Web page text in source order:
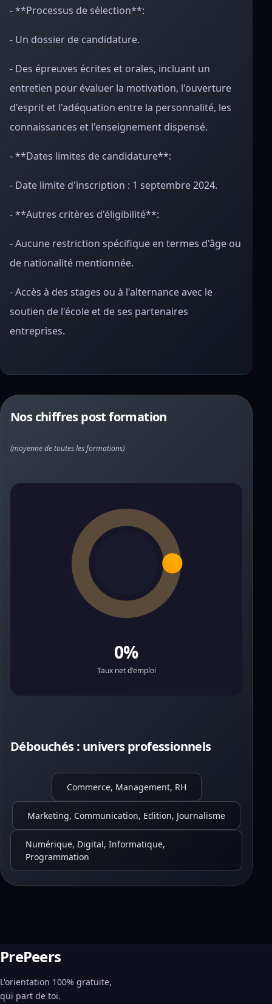
- **Processus de sélection**:
- Un dossier de candidature.
- Des épreuves écrites et orales, incluant un
entretien pour évaluer la motivation, l'ouverture
d'esprit et l'adéquation entre la personnalité, les
connaissances et l'enseignement dispensé.
- **Dates limites de candidature**:
- Date limite d'inscription : 1 septembre 2024.
- **Autres critères d'éligibilité**:
- Aucune restriction spécifique en termes d'âge ou
de nationalité mentionnée.
- Accès à des stages ou à l'alternance avec le
soutien de l'école et de ses partenaires
entreprises.
Nos chiffres post formation
(moyenne de toutes les formations)
0%
Taux net d'emploi
Débouchés : univers professionnels
Commerce, Management, RH
Marketing, Communication, Edition, Journalisme
Numérique, Digital, Informatique,
Programmation
PrePeers
L'orientation 100% gratuite,
qui part de toi.